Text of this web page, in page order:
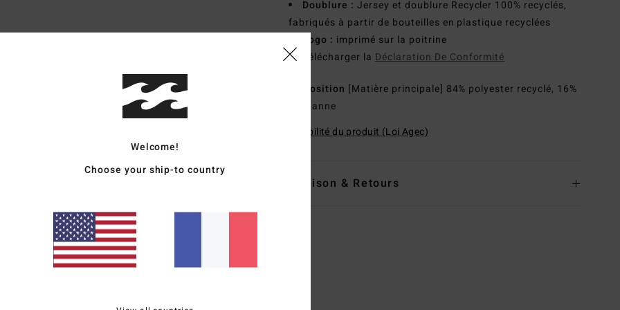
Doublure : Jersey et doublure Recycler 100% recyclés,
fabriqués à partir de bouteilles en plastique recyclées
Logo : imprimé sur la poitrine
Télécharger la Déclaration De Conformité
Composition [Matière principale] 84% polyester recyclé, 16%
élasthanne
Traçabilité du produit (Loi Agec)
Livraison & Retours
Welcome!
Choose your ship-to country